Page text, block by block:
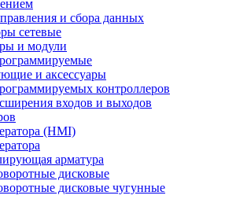
и сбора данных
сетевые
и модули
и аксессуары
контроллеров
входов и выходов
(HMI)
арматура
дисковые
дисковые чугунные